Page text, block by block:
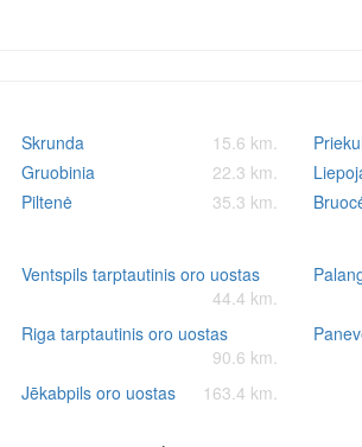
Skrunda 15.6 km.
Gruobinia 22.3 km.
Piltenė 35.3 km.
Ventspils tarptautinis oro uostas
44.4 km.
Riga tarptautinis oro uostas
90.6 km.
Jēkabpils oro uostas 163.4 km.